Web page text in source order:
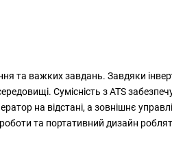
та важких завдань. Завдяки
Сумісність з ATS
на відстані, а зовнішнє
та портативний дизайн